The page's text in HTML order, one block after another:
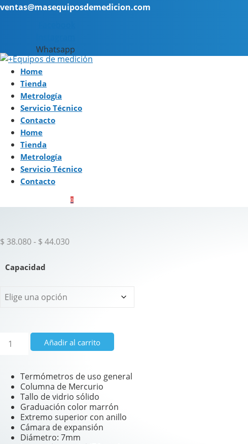
ventas@masequiposdemedicion.com
Whatsapp
Home
Tienda
Metrología
Servicio Técnico
Contacto
Home
Tienda
Metrología
Servicio Técnico
Contacto
0
$ 38.080- $ 44.030Rango de precios: desde $ 38.080 hasta $ 44.030
Capacidad
Termómetro Laboratorio columna Mercurio cantidad
Añadir al carrito
Termómetros de uso general
Columna de Mercurio
Tallo de vidrio sólido
Graduación color marrón
Extremo superior con anillo
Cámara de expansión
Diámetro: 7mm